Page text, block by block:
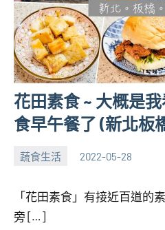
花田素食 ~ 大概是
食早午餐了 (新北板
蔬食生活 2022-05-28
張
芋「花田素食」有接近百道的
旁 […]